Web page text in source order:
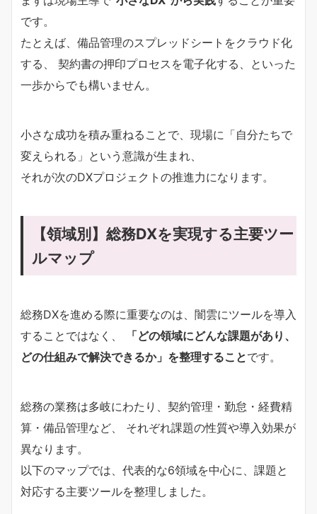
です。
たとえば、備品管理のスプレッドシートをクラウド化
する、 契約書の押印プロセスを電子化する、といった
一歩からでも構いません。
小さな成功を積み重ねることで、現場に「自分たちで
変えられる」という意識が生まれ、
それが次のDXプロジェクトの推進力になります。
【領域別】総務DXを実現する主要ツー
ルマップ
総務DXを進める際に重要なのは、闇雲にツールを導入
することではなく、
「どの領域にどんな課題があり、
どの仕組みで解決できるか」を整理することです。
総務の業務は多岐にわたり、契約管理・勤怠・経費精
算・備品管理など、 それぞれ課題の性質や導入効果が
異なります。
以下のマップでは、代表的な6領域を中心に、課題と
対応する主要ツールを整理しました。